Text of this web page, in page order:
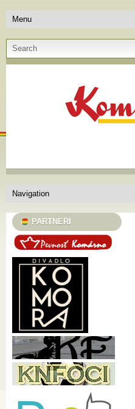
PARTNERI